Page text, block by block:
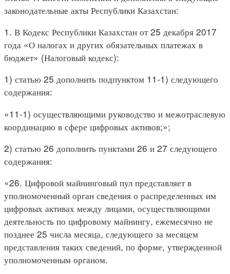
законодательные акты Республики Казахстан:
1. В Кодекс Республики Казахстан от 25 декабря 2017
года «О налогах и других обязательных платежах в
бюджет» (Налоговый кодекс):
1) статью 25 дополнить подпунктом 11-1) следующего
содержания:
«11-1) осуществляющими руководство и межотраслевую
координацию в сфере цифровых активов;»;
2) статью 26 дополнить пунктами 26 и 27 следующего
содержания:
«26. Цифровой майнинговый пул представляет в
уполномоченный орган сведения о распределенных им
цифровых активах между лицами, осуществляющими
деятельность по цифровому майнингу, ежемесячно не
позднее 25 числа месяца, следующего за месяцем
представления таких сведений, по форме, утвержденной
уполномоченным органом.